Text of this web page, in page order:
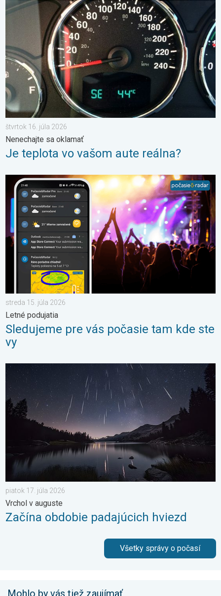
Je teplota vo vašom aute reálna?. Nenechajte sa oklamať. . .
štvrtok 16. júla 2026
Nenechajte sa oklamať
Je teplota vo vašom aute reálna?
Sledujeme pre vás počasie tam kde ste vy. Letné podujatia. .
streda 15. júla 2026
Letné podujatia
Sledujeme pre vás počasie tam kde ste
vy
Začína obdobie padajúcich hviezd. Vrchol v auguste. . .
piatok 17. júla 2026
Vrchol v auguste
Začína obdobie padajúcich hviezd
Všetky správy o počasí
Mohlo by vás tiež zaujímať